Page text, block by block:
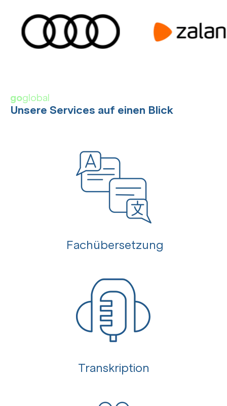
goglobal
Unsere Services auf einen Blick
Fachübersetzung
Transkription